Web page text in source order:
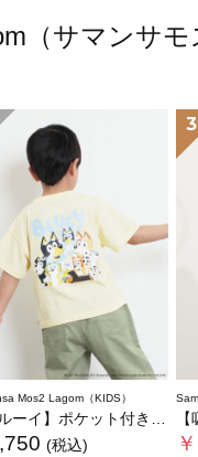
（サマンサ
Mos2 Lagom（KIDS）
イ】ポケット付きプリントTシャツ
(税込)
3
【